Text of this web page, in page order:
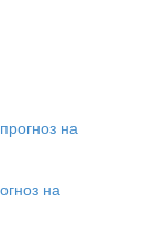
на